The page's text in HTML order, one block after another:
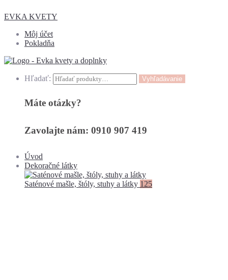
EVKA KVETY
Môj účet
Pokladňa
Hľadať: Vyhľadávanie
Máte otázky?
Zavolajte nám: 0910 907 419
Úvod
Dekoračné látky
Saténové mašle, štóly, stuhy a látky 125